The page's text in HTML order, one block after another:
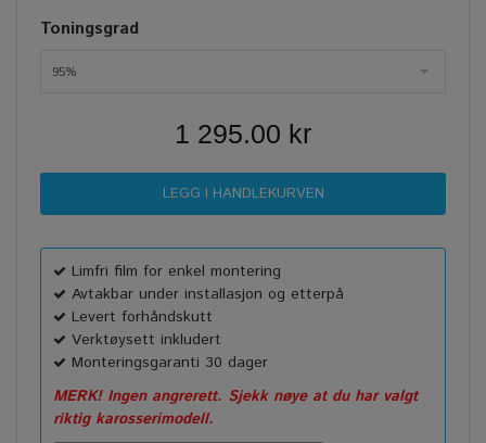
Toningsgrad
95%
1 295.00 kr
Limfri film for enkel montering
Avtakbar under installasjon og etterpå
Levert forhåndskutt
Verktøysett inkludert
Monteringsgaranti 30 dager
MERK! Ingen angrerett. Sjekk nøye at du har valgt
riktig karosserimodell.